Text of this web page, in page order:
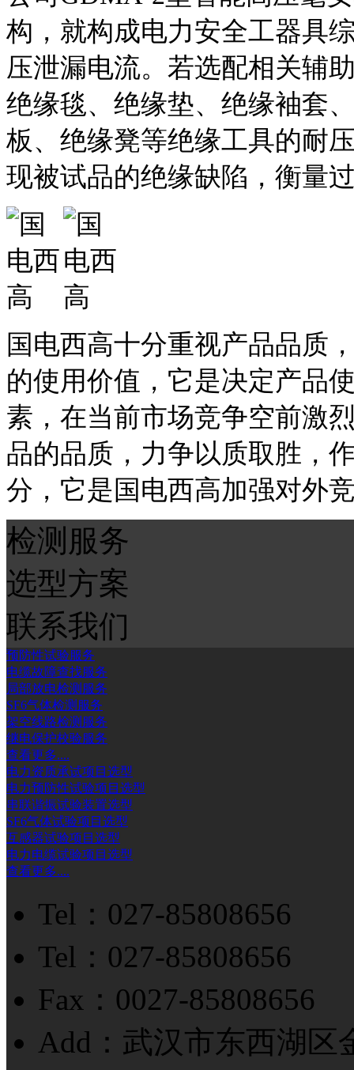
构，就构成电力安全工器具
压泄漏电流。若选配相关辅
绝缘毯、绝缘垫、绝缘袖套
板、绝缘凳等绝缘工具的耐
现被试品的绝缘缺陷，衡量
国电西高十分重视产品品质
的使用价值，它是决定产品
素，在当前市场竞争空前激
品的品质，力争以质取胜，
分，它是国电西高加强对外
检测服务
选型方案
联系我们
预防性试验服务
电缆故障查找服务
局部放电检测服务
SF6气体检测服务
架空线路检测服务
继电保护校验服务
查看更多....
电力资质承试项目选型
电力预防性试验项目选型
串联谐振试验装置选型
SF6气体试验项目选型
互感器试验项目选型
电力电缆试验项目选型
查看更多....
Tel：027-85808656
Tel：027-85808656
Fax：0027-85808656
Add：武汉市东西湖区